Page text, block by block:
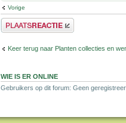
Vorige
Plaats een reactie
Keer terug naar Planten collecties en
WIE IS ER ONLINE
Gebruikers op dit forum: Geen